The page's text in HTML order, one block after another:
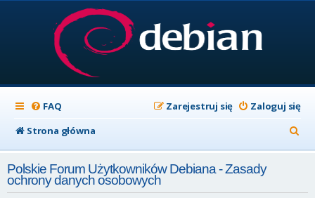
FAQ Zaloguj się
Zarejestruj się
Strona główna
z
k
Polskie Forum Użytkowników Debiana - Zasady
ochrony danych osobowych